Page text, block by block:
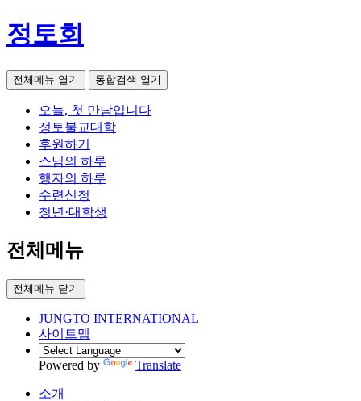
정토회
전체메뉴 열기 통합검색 열기
오늘, 첫 만남입니다
정토불교대학
후원하기
스님의 하루
행자의 하루
수련신청
청년·대학생
전체메뉴
전체메뉴 닫기
JUNGTO INTERNATIONAL
사이트맵
Powered by Translate
소개